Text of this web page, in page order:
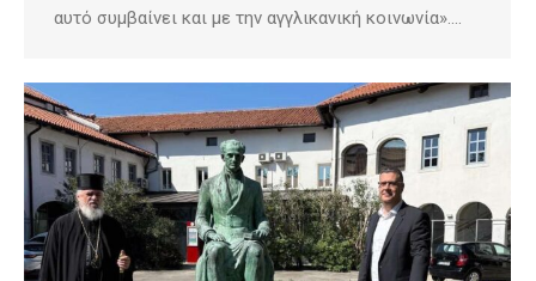
αυτό συμβαίνει και με την αγγλικανική κοινωνία».…